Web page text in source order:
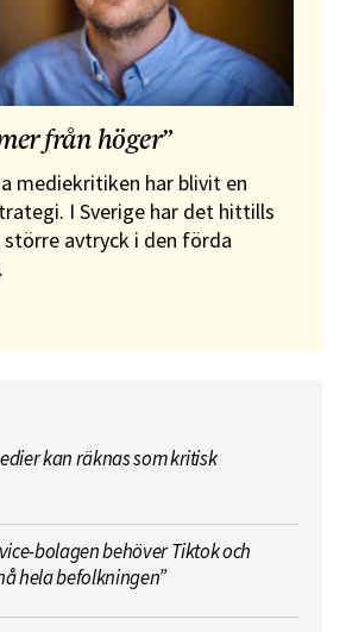
från höger”
mediekritiken har blivit en
I Sverige har det hittills
avtryck i den förda
kan räknas som kritisk
bolagen behöver Tiktok och
hela befolkningen”